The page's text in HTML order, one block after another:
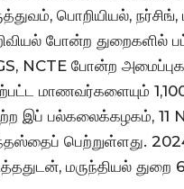
பொறியியல்,
போன்ற துறைகளில்
NCTE போன்ற
மாணவர்களையும்
இப் பல்கலைக்கழகம், 11
பெற்றுள்ளது.
மருந்தியல்